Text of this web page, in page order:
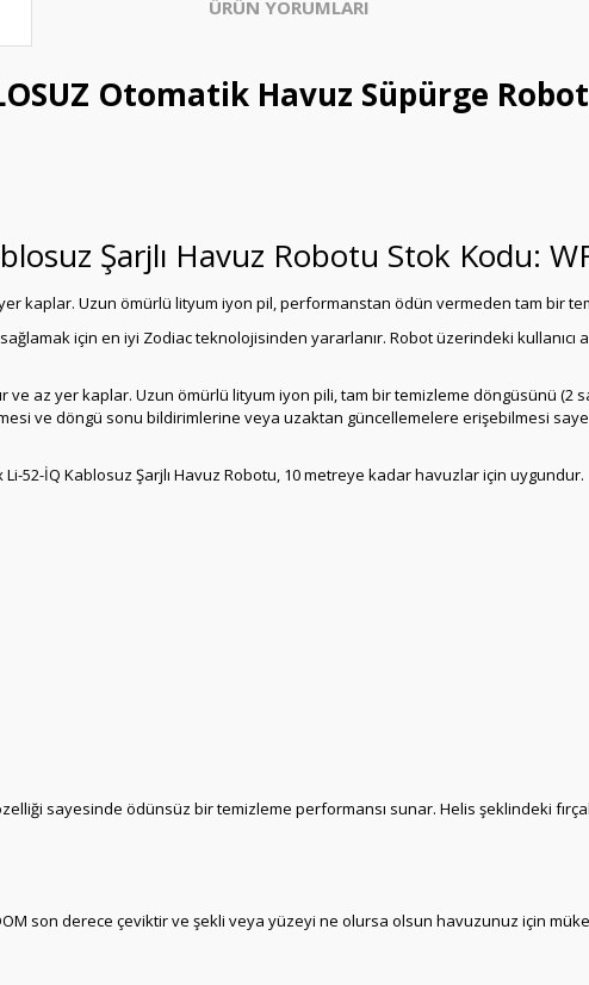
ÜRÜN YORUMLARI
Otomatik Havuz Süpürge
Şarjlı Havuz Robotu Stok Kodu:
kaplar. Uzun ömürlü lityum iyon pil, performanstan ödün vermeden tam bir
için en iyi Zodiac teknolojisinden yararlanır. Robot üzerindeki
ve az yer kaplar. Uzun ömürlü lityum iyon pili, tam bir temizleme döngüsünü (2
ve döngü sonu bildirimlerine veya uzaktan güncellemelere erişebilmesi
52-İQ Kablosuz Şarjlı Havuz Robotu, 10 metreye kadar havuzlar için uygundur.
sayesinde ödünsüz bir temizleme performansı sunar. Helis şeklindeki
son derece çeviktir ve şekli veya yüzeyi ne olursa olsun havuzunuz için